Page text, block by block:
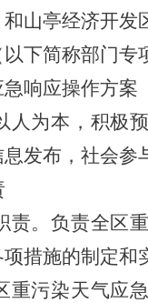
山亭经济开发
下简称部门专
响应操作方案
人为本，积极
发布，社会参
责。负责全区
措施的制定和
重污染天气应